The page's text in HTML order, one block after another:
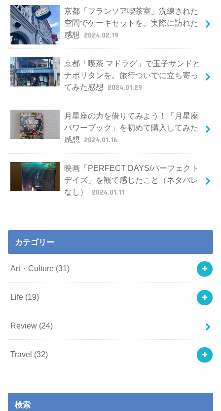
京都「フランソア喫茶室」洗練された
空間でケーキセットを。実際に訪れた
感想 2024.02.19
京都「喫茶 マドラグ」で玉子サンドと
ナポリタンを。旅行ついでに立ち寄っ
てみた感想 2024.01.29
月星座の力を借りてみよう！「月星座
パワーブック」を初めて購入してみた
感想 2024.01.16
映画「PERFECT DAYS/パーフェクト
デイズ」を観て感じたこと（ネタバレ
なし）
2024.01.11
カテゴリー
Art・Culture (31)
Life (19)
Review (24)
Travel (32)
検索